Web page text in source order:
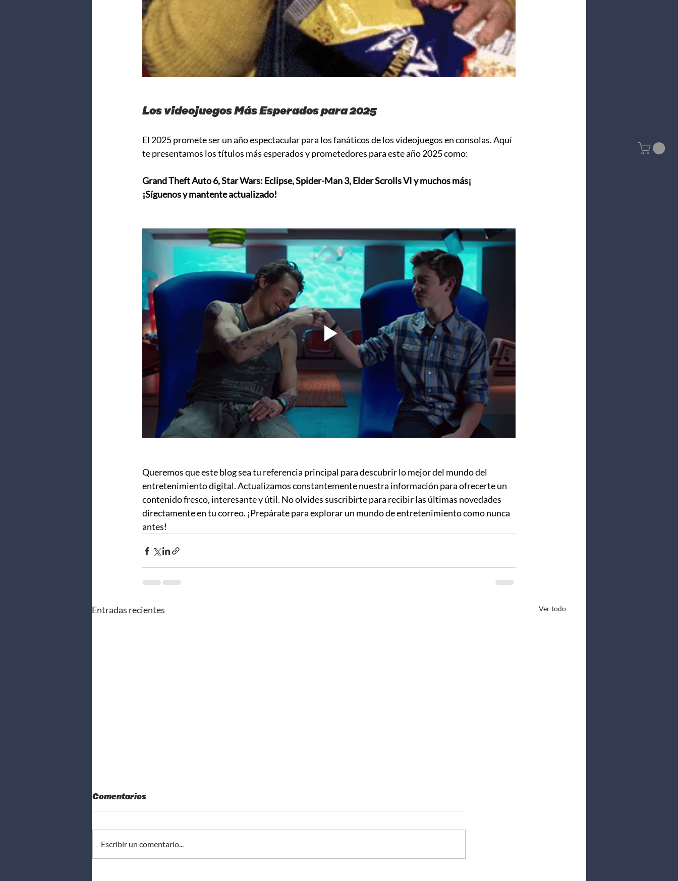
Los videojuegos Más Esperados para 2025
El 2025 promete ser un año espectacular para los fanáticos de los videojuegos en consolas. Aquí
te presentamos los títulos más esperados y prometedores para este año 2025 como:
Grand Theft Auto 6, Star Wars: Eclipse, Spider-Man 3, Elder Scrolls VI y muchos más¡
¡Síguenos y mantente actualizado!
Queremos que este blog sea tu referencia principal para descubrir lo mejor del mundo del
entretenimiento digital. Actualizamos constantemente nuestra información para ofrecerte un
contenido fresco, interesante y útil. No olvides suscribirte para recibir las últimas novedades
directamente en tu correo. ¡Prepárate para explorar un mundo de entretenimiento como nunca
antes!
Entradas recientes Ver todo
Comentarios
Escribir un comentario...